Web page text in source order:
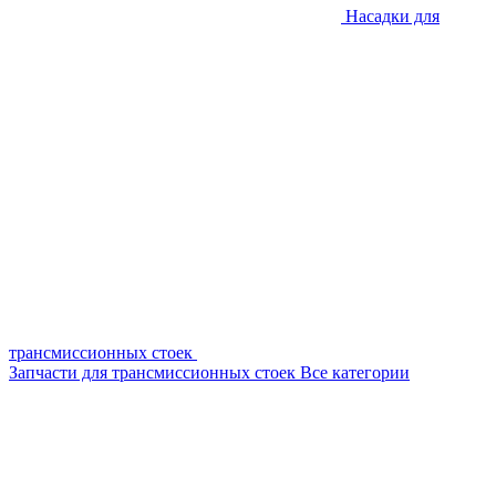
Насадки для
трансмиссионных стоек
Запчасти для трансмиссионных стоек Все категории